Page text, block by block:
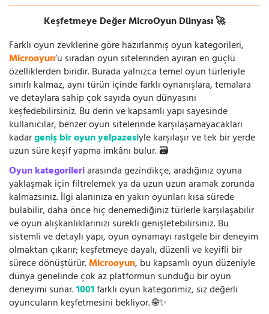
Keşfetmeye Değer MicroOyun Dünyası 🚀
Farklı oyun zevklerine göre hazırlanmış oyun kategorileri,
Microoyun’u sıradan oyun sitelerinden ayıran en güçlü
özelliklerden biridir. Burada yalnızca temel oyun türleriyle
sınırlı kalmaz, aynı türün içinde farklı oynanışlara, temalara
ve detaylara sahip çok sayıda oyun dünyasını
keşfedebilirsiniz. Bu derin ve kapsamlı yapı sayesinde
kullanıcılar, benzer oyun sitelerinde karşılaşamayacakları
kadargeniş bir oyun yelpazesiyle karşılaşır ve tek bir yerde
uzun süre keşif yapma imkânı bulur. 🗃️
Oyun kategorileriarasında gezindikçe, aradığınız oyuna
yaklaşmak için filtrelemek ya da uzun uzun aramak zorunda
kalmazsınız. İlgi alanınıza en yakın oyunları kısa sürede
bulabilir, daha önce hiç denemediğiniz türlerle karşılaşabilir
ve oyun alışkanlıklarınızı sürekli genişletebilirsiniz. Bu
sistemli ve detaylı yapı, oyun oynamayı rastgele bir deneyim
olmaktan çıkarır; keşfetmeye dayalı, düzenli ve keyifli bir
sürece dönüştürür.Microoyun, bu kapsamlı oyun düzeniyle
dünya genelinde çok az platformun sunduğu bir oyun
deneyimi sunar.1001farklı oyun kategorimiz, siz değerli
oyuncuların keşfetmesini bekliyor. 🌐✨